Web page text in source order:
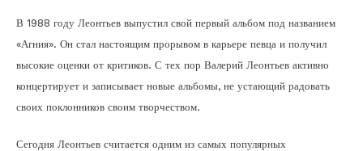
В 1988 году Леонтьев выпустил свой первый альбом под названием
«Агния». Он стал настоящим прорывом в карьере певца и получил
высокие оценки от критиков. С тех пор Валерий Леонтьев активно
концертирует и записывает новые альбомы, не устающий радовать
своих поклонников своим творчеством.
Сегодня Леонтьев считается одним из самых популярных